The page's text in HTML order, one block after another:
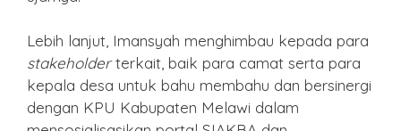
Lebih lanjut, Imansyah menghimbau kepada para
stakeholderterkait, baik para camat serta para
kepala desa untuk bahu membahu dan bersinergi
dengan KPU Kabupaten Melawi dalam